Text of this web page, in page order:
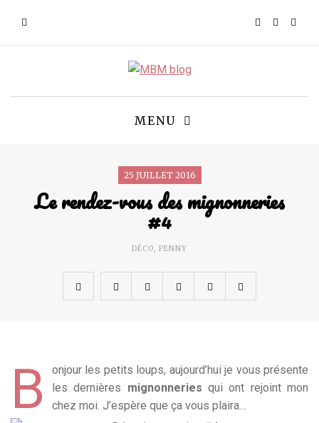
MENU
25 JUILLET 2016
Le rendez-vous des mignonneries
#4
DÉCO, PENNY
B
onjour les petits loups, aujourd’hui je vous présente
les dernières mignonneries qui ont rejoint mon
chez moi. J’espère que ça vous plaira…